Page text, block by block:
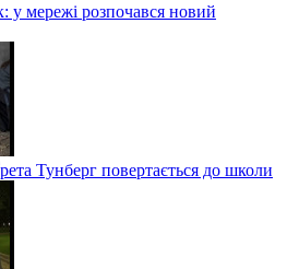
у мережі розпочався новий
Тунберг повертається до школи